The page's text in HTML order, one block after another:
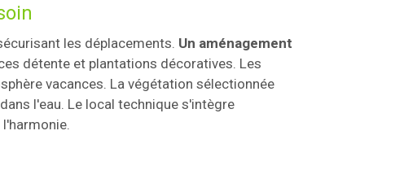
les déplacements. Un aménagement
détente et plantations décoratives. Les
vacances. La végétation sélectionnée
l'eau. Le local technique s'intègre